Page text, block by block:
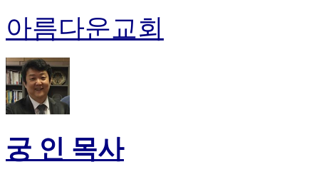
아름다운교회
궁 인 목사